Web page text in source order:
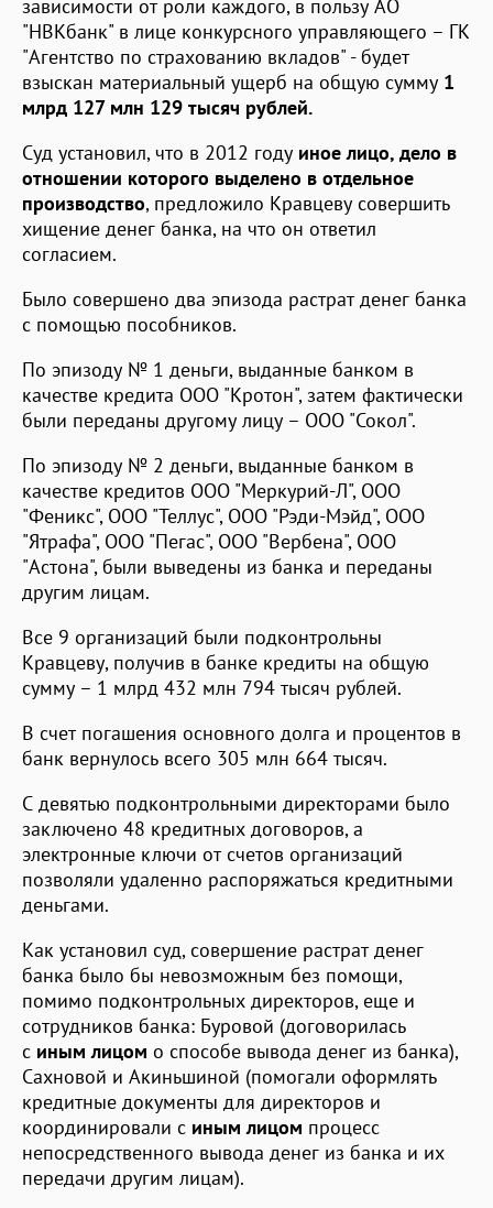
зависимости от роли каждого, в пользу АО
"НВКбанк" в лице конкурсного управляющего – ГК
"Агентство по страхованию вкладов" - будет
взыскан материальный ущерб на общую сумму 1
млрд 127 млн 129 тысяч рублей.
Суд установил, что в 2012 году иное лицо, дело в
отношении которого выделено в отдельное
производство, предложило Кравцеву совершить
хищение денег банка, на что он ответил
согласием.
Было совершено два эпизода растрат денег банка
с помощью пособников.
По эпизоду № 1 деньги, выданные банком в
качестве кредита ООО "Кротон", затем фактически
были переданы другому лицу – ООО "Сокол".
По эпизоду № 2 деньги, выданные банком в
качестве кредитов ООО "Меркурий-Л", ООО
"Феникс", ООО "Теллус", ООО "Рэди-Мэйд", ООО
"Ятрафа", ООО "Пегас", ООО "Вербена", ООО
"Астона", были выведены из банка и переданы
другим лицам.
Все 9 организаций были подконтрольны
Кравцеву, получив в банке кредиты на общую
сумму – 1 млрд 432 млн 794 тысяч рублей.
В счет погашения основного долга и процентов в
банк вернулось всего 305 млн 664 тысяч.
С девятью подконтрольными директорами было
заключено 48 кредитных договоров, а
электронные ключи от счетов организаций
позволяли удаленно распоряжаться кредитными
деньгами.
Как установил суд, совершение растрат денег
банка было бы невозможным без помощи,
помимо подконтрольных директоров, еще и
сотрудников банка: Буровой (договорилась
с иным лицом о способе вывода денег из банка),
Сахновой и Акиньшиной (помогали оформлять
кредитные документы для директоров и
координировали с иным лицом процесс
непосредственного вывода денег из банка и их
передачи другим лицам).